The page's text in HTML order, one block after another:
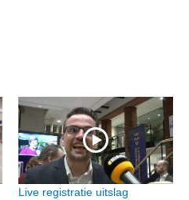
Live registratie uitslag